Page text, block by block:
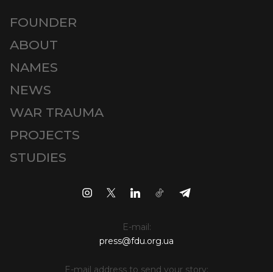
FOUNDER
ABOUT
NAMES
NEWS
WAR TRAUMA
PROJECTS
STUDIES
E-mail:
press@fdu.org.ua